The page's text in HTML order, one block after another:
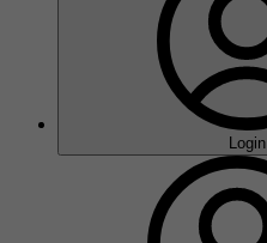
Login